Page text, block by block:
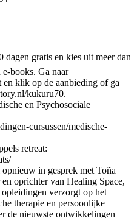
gratis en kies uit meer dan
books. Ga naar
klik op de aanbieding of ga
kukuru70.
en Psychosociale
cursussen/medische-
retreat:
in gesprek met Toña
oprichter van Healing Space,
verzorgt op het
therapie en persoonlijke
de nieuwste ontwikkelingen